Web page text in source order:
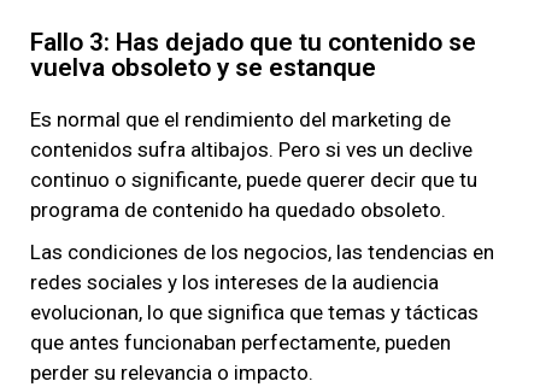
Fallo 3: Has dejado que tu contenido se
vuelva obsoleto y se estanque
Es normal que el rendimiento del marketing de
contenidos sufra altibajos. Pero si ves un declive
continuo o significante, puede querer decir que tu
programa de contenido ha quedado obsoleto.
Las condiciones de los negocios, las tendencias en
redes sociales y los intereses de la audiencia
evolucionan, lo que significa que temas y tácticas
que antes funcionaban perfectamente, pueden
perder su relevancia o impacto.